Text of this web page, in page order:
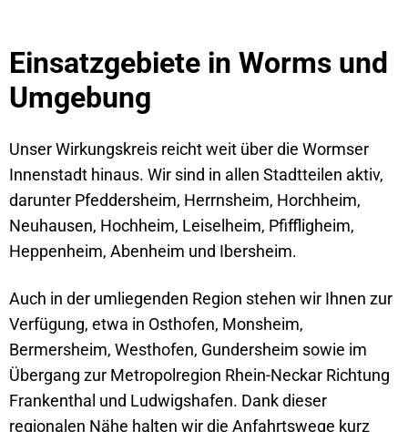
Einsatzgebiete in Worms und
Umgebung
Unser Wirkungskreis reicht weit über die Wormser
Innenstadt hinaus. Wir sind in allen Stadtteilen aktiv,
darunter Pfeddersheim, Herrnsheim, Horchheim,
Neuhausen, Hochheim, Leiselheim, Pfiffligheim,
Heppenheim, Abenheim und Ibersheim.
Auch in der umliegenden Region stehen wir Ihnen zur
Verfügung, etwa in Osthofen, Monsheim,
Bermersheim, Westhofen, Gundersheim sowie im
Übergang zur Metropolregion Rhein-Neckar Richtung
Frankenthal und Ludwigshafen. Dank dieser
regionalen Nähe halten wir die Anfahrtswege kurz